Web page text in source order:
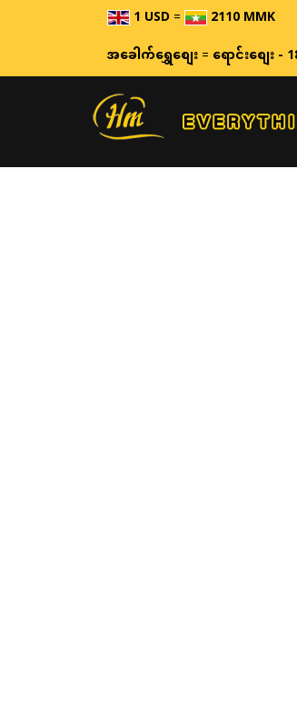
1 USD= 2110 MMK
အခေါက်ရွှေစျေး=ရောင်းစျေး -